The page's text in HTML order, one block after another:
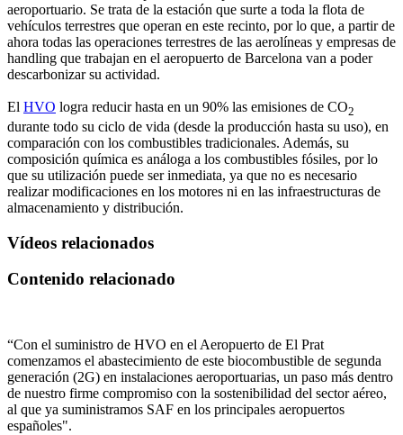
aeroportuario. Se trata de la estación que surte a toda la flota de
vehículos terrestres que operan en este recinto, por lo que, a partir de
ahora todas las operaciones terrestres de las aerolíneas y empresas de
handling que trabajan en el aeropuerto de Barcelona van a poder
descarbonizar su actividad.
El HVO logra reducir hasta en un 90% las emisiones de CO2
durante todo su ciclo de vida (desde la producción hasta su uso), en
comparación con los combustibles tradicionales. Además, su
composición química es análoga a los combustibles fósiles, por lo
que su utilización puede ser inmediata, ya que no es necesario
realizar modificaciones en los motores ni en las infraestructuras de
almacenamiento y distribución.
Vídeos relacionados
Contenido relacionado
“Con el suministro de HVO en el Aeropuerto de El Prat
comenzamos el abastecimiento de este biocombustible de segunda
generación (2G) en instalaciones aeroportuarias, un paso más dentro
de nuestro firme compromiso con la sostenibilidad del sector aéreo,
al que ya suministramos SAF en los principales aeropuertos
españoles".